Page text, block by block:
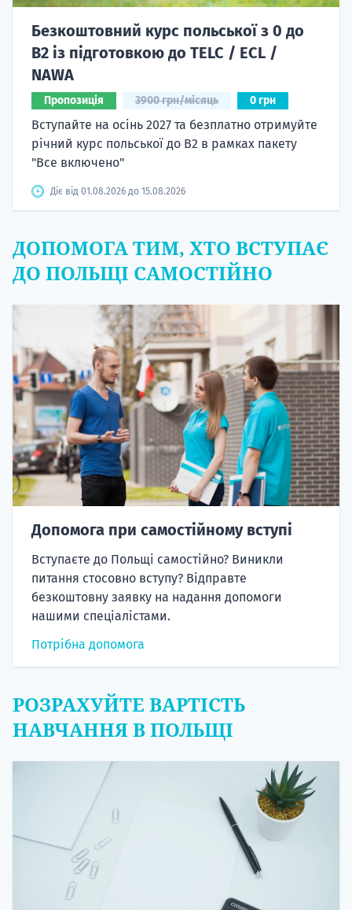
Безкоштовний курс польської з 0 до
B2 із підготовкою до TELC / ECL /
NAWA
Пропозиція 3900 грн/місяць 0 грн
Вступайте на осінь 2027 та безплатно отримуйте
річний курс польської до B2 в рамках пакету
"Все включено"
Діє від 01.08.2026 до 15.08.2026
ДОПОМОГА ТИМ, ХТО ВСТУПАЄ
ДО ПОЛЬЩІ САМОСТІЙНО
Допомога при самостійному вступі
Вступаєте до Польщі самостійно? Виникли
питання стосовно вступу? Відправте
безкоштовну заявку на надання допомоги
нашими спеціалістами.
Потрібна допомога
РОЗРАХУЙТЕ ВАРТІСТЬ
НАВЧАННЯ В ПОЛЬЩІ